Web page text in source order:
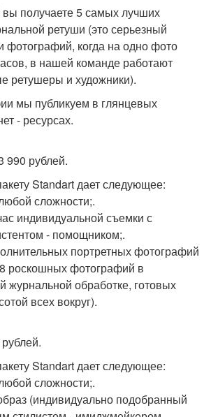
получаете 5 самых лучших
ретуши (это серьезный
фотографий, когда на одно фото
в нашей команде работают
ретушеры и художники).
мы публикуем в глянцевых
- ресурсах.
990 рублей.
Standart дает следующее:
сложности;.
индивидуальной съемки с
- помощником;.
портретных фотографий
8 роскошных фотографий в
журнальной обработке, готовых
всех вокруг).
Standart дает следующее:
сложности;.
(индивидуально подобранный